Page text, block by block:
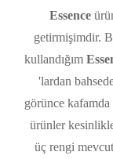
Essence
getirmişimdir.
kullandığım
'lardan
görünce
ürünler
üç rengi